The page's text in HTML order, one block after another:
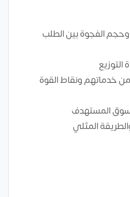
الفجوة بين الطلب
خدماتهم ونقاط القوة
المستهدف
المثلي